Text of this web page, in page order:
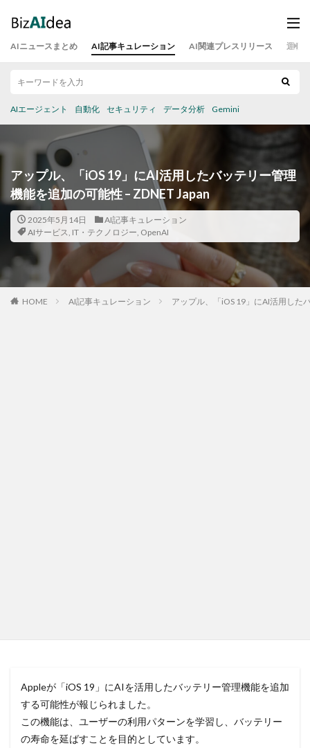
AIニュースまとめ AI記事キュレーション AI関連プレスリリース 運営
AIエージェント 自動化 セキュリティ データ分析 Gemini
アップル、「iOS 19」にAI活用したバッテリー管理
機能を追加の可能性 – ZDNET Japan
2025年5月14日
AI記事キュレーション
AIサービス, IT・テクノロジー, OpenAI
HOME AI記事キュレーション アップル、「iOS 19」にAI活用した
Appleが「iOS 19」にAIを活用したバッテリー管理機能を追加
する可能性が報じられました。
この機能は、ユーザーの利用パターンを学習し、バッテリー
の寿命を延ばすことを目的としています。